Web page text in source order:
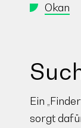
Okan
Ein
sorgt